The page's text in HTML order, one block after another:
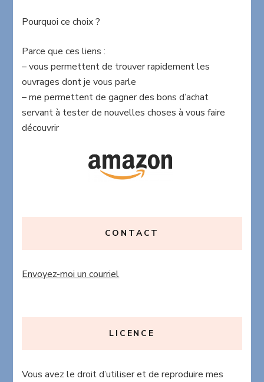
Pourquoi ce choix ?
Parce que ces liens :
– vous permettent de trouver rapidement les
ouvrages dont je vous parle
– me permettent de gagner des bons d’achat
servant à tester de nouvelles choses à vous faire
découvrir
CONTACT
Envoyez-moi un courriel
LICENCE
Vous avez le droit d’utiliser et de reproduire mes